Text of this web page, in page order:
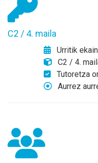
C2 / 4. maila
Urritik
C2 / 4.
Tutoretza
Aurrez